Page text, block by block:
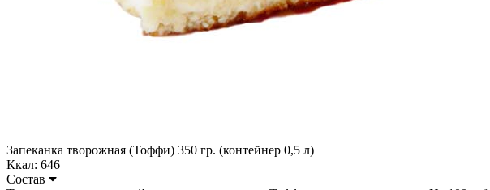
Запеканка творожная (Тоффи) 350 гр. (контейнер 0,5 л)
Ккал: 646
Состав